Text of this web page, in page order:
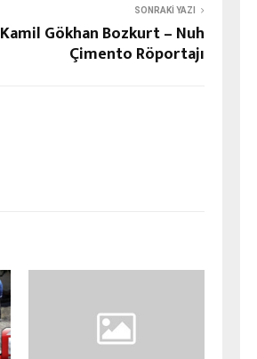
SONRAKI YAZI
Kamil Gökhan Bozkurt – Nuh
Çimento Röportajı